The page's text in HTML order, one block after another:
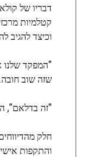
דבריו של
קטלמיות
וכיצד להגיב
שזה שוב
"זה בדלאם",